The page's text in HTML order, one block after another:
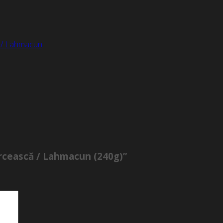
Lahmacun
/ Lahmacun (240g)”